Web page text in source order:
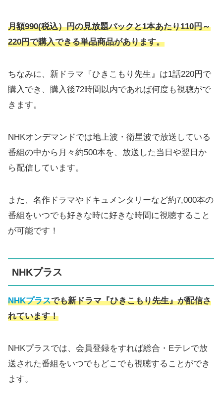
月額990(税込）円の見放題パックと1本あたり110円～
220円で購入できる単品商品があります。
ちなみに、新ドラマ『ひきこもり先生』は1話220円で
購入でき、購入後72時間以内であれば何度も視聴がで
きます。
NHKオンデマンドでは地上波・衛星波で放送している
番組の中から月々約500本を、放送した当日や翌日か
ら配信しています。
また、名作ドラマやドキュメンタリーなど約7,000本の
番組をいつでも好きな時に好きな時間に視聴すること
が可能です！
NHKプラス
NHKプラスでも新ドラマ『ひきこもり先生』が配信さ
れています！
NHKプラスでは、会員登録をすれば総合・Eテレで放
送された番組をいつでもどこでも視聴することができ
ます。